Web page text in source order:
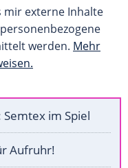
mir externe Inhalte
werden. Mehr
im Spiel
Aufruhr!